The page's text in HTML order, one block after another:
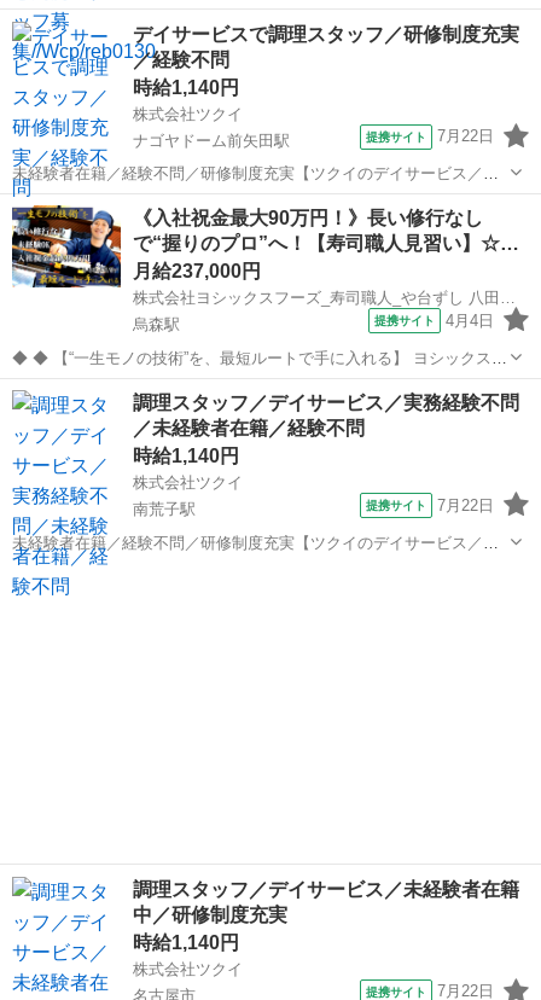
デイサービスで調理スタッフ／研修制度充実
／経験不問
時給1,140円
株式会社ツクイ
ナゴヤドーム前矢田駅
提携サイト 7月22日
未経験者在籍／経験不問／研修制度充実【ツクイのデイサービス／調
理スタッフ求人】 【ツクイで働く推しポイント★】 ・髪色・髪型自由
◎ネイル・まつエクもOK！ 清潔感があれば自分らしいスタイルで働
けます♪ ・推しカラーのネイル...
愛知 名古屋市 ナゴヤドーム前矢田駅 その他
《入社祝金最大90万円！》長い修行なし
で“握りのプロ”へ！【寿司職人見習い】☆…
月給237,000円
株式会社ヨシックスフーズ_寿司職人_や台ずし 八田駅前町(正社員)
烏森駅
提携サイト 4月4日
◆ ◆ 【“一生モノの技術”を、最短ルートで手に入れる】 ヨシックスフ
ーズが運営する寿司居酒屋「や台ずし」では、 鮮魚の一部を加工済み
の状態で仕入れることで仕込みの負担を大幅に削減しています。 入社
後は余計な工程に時間...
愛知 名古屋市 烏森駅 その他
調理スタッフ／デイサービス／実務経験不問
／未経験者在籍／経験不問
時給1,140円
株式会社ツクイ
南荒子駅
提携サイト 7月22日
未経験者在籍／経験不問／研修制度充実【ツクイのデイサービス／調
理職員求人】 【ツクイで働く推しポイント★】 ・髪色・髪型自由◎ネ
イル・まつエクもOK！ 清潔感があれば自分らしいスタイルで働けま
愛知
調理スタッフ／デイサービス／未経験者在籍
中／研修制度充実
時給1,140円
株式会社ツクイ
名古屋市
提携サイト 7月22日